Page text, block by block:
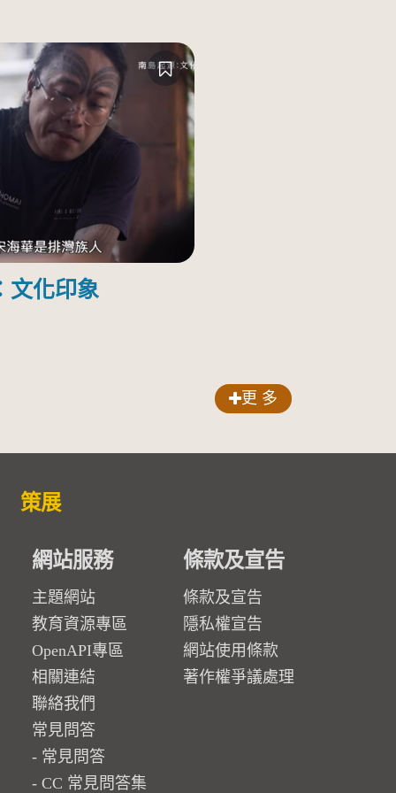
文化印象
更 多
策展
網站服務
主題網站
教育資源專區
OpenAPI專區
相關連結
聯絡我們
常見問答
常見問答
CC 常見問答集
條款及宣告
條款及宣告
隱私權宣告
網站使用條款
著作權爭議處理